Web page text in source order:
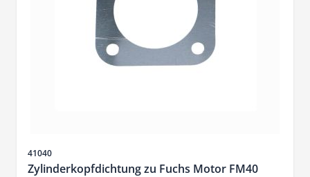
Artikelnr.
41040
Zylinderkopfdichtung zu Fuchs Motor FM40